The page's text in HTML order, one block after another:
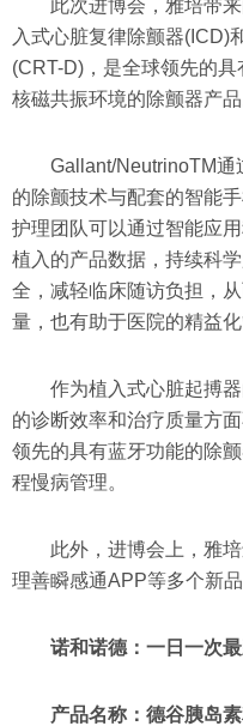
此次进博会，雅培带
入式心脏复律除颤器(ICD)
(CRT-D)，是全球领先的
核磁共振环境的除颤器产品
Gallant/NeutrinoTM
的除颤技术与配套的智能
护理团队可以通过智能应
植入的产品数据，持续科
全，减轻临床随访负担，
量，也有助于医院的精益化
作为植入式心脏起搏
的诊断效率和治疗质量方
领先的具有蓝牙功能的除
程慢病管理。
此外，进博会上，雅
理善瞬感通APP等多个新品
诺和诺德：一日一次
产品名称：德谷胰岛